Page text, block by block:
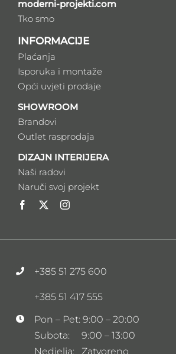
INFORMACIJE
Plaćanja
Isporuka i montaže
Opći uvjeti prodaje
SHOWROOM
Naši radovi